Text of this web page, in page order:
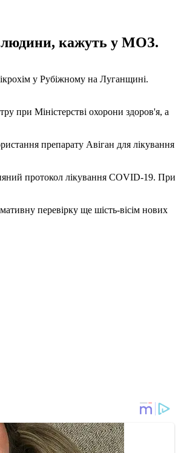
людини, кажуть у МОЗ.
у Рубіжному на Луганщині.
при Міністерстві охорони здоров'я, а
препарату Авіган для лікування
протокол лікування COVID-19. При
перевірку ще шість-вісім нових